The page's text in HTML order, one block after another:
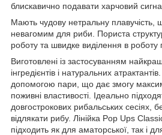
блискавично подавати харчовий
Мають чудову нетральну
невагомим для риби. Пориста
роботу та швидке виділення в роботу
Виготовлені із застосуванням
інгредієнтів і натуральних
допомогою пари, що дає змогу
поживні властивості. Ідеально
довгострокових рибальських сесіях,
відлякати рибу. Лінійка Pop Ups
підходить як для аматорської, так і